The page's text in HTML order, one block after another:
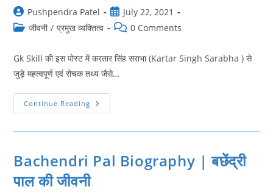
Post
author:
Pushpendra Patel
Post
published:
July 22, 2021
Postजीवनी / प्रमुख व्यक्तित्व
Post0 Comments
Gk Skill की इस पोस्ट में करतार सिंह सराभा (Kartar Singh Sarabha ) से
जुड़े महत्वपूर्ण एवं रोचक तथ्य जैसे…
Continue Reading Kartar
Singh
Biography
सिंह
सराभा
जीवनी
Bachendri Pal Biography | बछेंद्री
पाल की जीवनी